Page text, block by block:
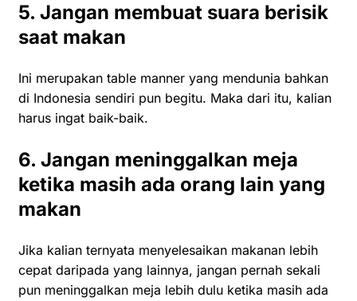
5. Jangan membuat suara berisik
saat makan
Ini merupakan table manner yang mendunia bahkan
di Indonesia sendiri pun begitu. Maka dari itu, kalian
harus ingat baik-baik.
6. Jangan meninggalkan meja
ketika masih ada orang lain yang
makan
Jika kalian ternyata menyelesaikan makanan lebih
cepat daripada yang lainnya, jangan pernah sekali
pun meninggalkan meja lebih dulu ketika masih ada